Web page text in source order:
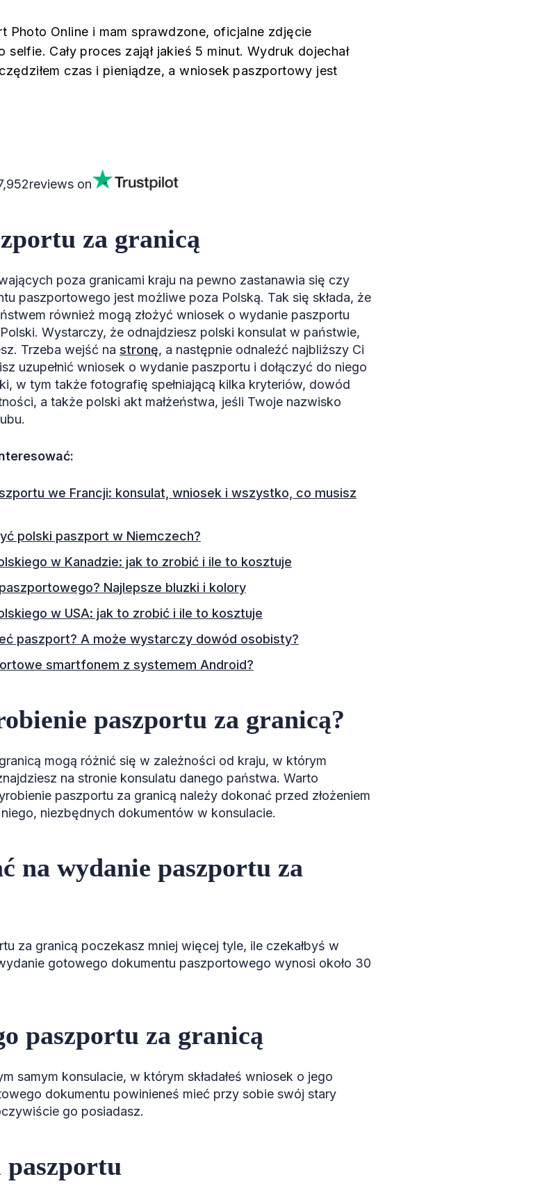
Photo Online i mam sprawdzone, oficjalne zdjęcie
Cały proces zajął jakieś 5 minut. Wydruk dojechał
czas i pieniądze, a wniosek paszportowy jest
reviews on
za granicą
poza granicami kraju na pewno zastanawia się czy
paszportowego jest możliwe poza Polską. Tak się składa, że
również mogą złożyć wniosek o wydanie paszportu
Wystarczy, że odnajdziesz polski konsulat w państwie,
Trzeba wejść na stronę, a następnie odnaleźć najbliższy Ci
uzupełnić wniosek o wydanie paszportu i dołączyć do niego
w tym także fotografię spełniającą kilka kryteriów, dowód
a także polski akt małżeństwa, jeśli Twoje nazwisko
we Francji: konsulat, wniosek i wszystko, co musisz
polski paszport w Niemczech?
w Kanadzie: jak to zrobić i ile to kosztuje
Najlepsze bluzki i kolory
w USA: jak to zrobić i ile to kosztuje
paszport? A może wystarczy dowód osobisty?
smartfonem z systemem Android?
paszportu za granicą?
mogą różnić się w zależności od kraju, w którym
na stronie konsulatu danego państwa. Warto
paszportu za granicą należy dokonać przed złożeniem
niezbędnych dokumentów w konsulacie.
na wydanie paszportu za
za granicą poczekasz mniej więcej tyle, ile czekałbyś w
gotowego dokumentu paszportowego wynosi około 30
paszportu za granicą
samym konsulacie, w którym składałeś wniosek o jego
dokumentu powinieneś mieć przy sobie swój stary
go posiadasz.
paszportu